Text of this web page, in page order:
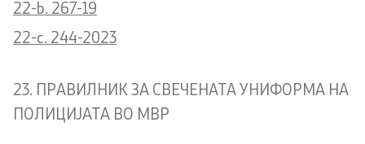
22-b. 267-19
22-c. 244-2023
23. ПРАВИЛНИК ЗА СВЕЧЕНАТА УНИФОРМА НА
ПОЛИЦИЈАТА ВО МВР